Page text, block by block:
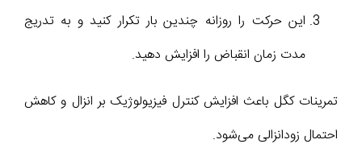
این حرکت را روزانه چندین بار تکرار کنید و به تدریج
مدت زمان انقباض را افزایش دهید.
تمرینات کگل باعث افزایش کنترل فیزیولوژیک بر انزال و کاهش
احتمال زودانزالی می‌شود.